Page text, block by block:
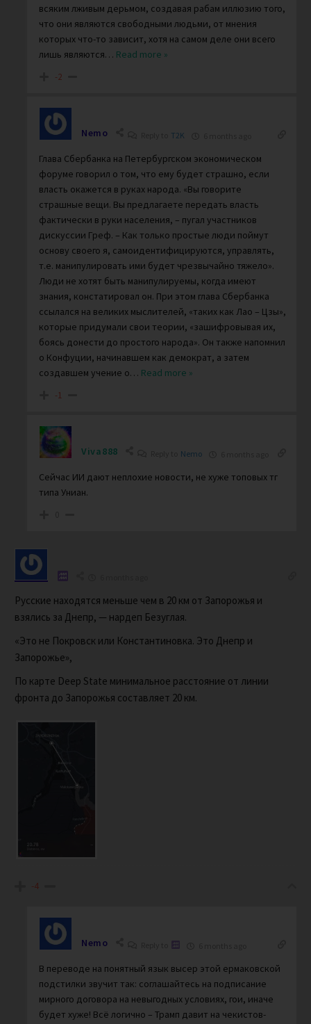
всяким лживым дерьмом, создавая рабам иллюзию того,
что они являются свободными людьми, от мнения
которых что-то зависит, хотя на самом деле они всего
лишь являются… Read more »
-2
Nemo T2K
Глава Сбербанка на Петербургском экономическом
форуме говорил о том, что ему будет страшно, если
власть окажется в руках народа. «Вы говорите
страшные вещи. Вы предлагаете передать власть
фактически в руки населения, – пугал участников
дискуссии Греф. – Как только простые люди поймут
основу своего я, самоидентифицируются, управлять,
т.е. манипулировать ими будет чрезвычайно тяжело».
Люди не хотят быть манипулируемы, когда имеют
знания, констатировал он. При этом глава Сбербанка
ссылался на великих мыслителей, «таких как Лао – Цзы»,
которые придумали свои теории, «зашифровывая их,
боясь донести до простого народа». Он также напомнил
о Конфуции, начинавшем как демократ, а затем
создавшем учение о… Read more »
-1
Viva888 Nemo
Сейчас ИИ дают неплохие новости, не хуже топовых тг
типа Униан.
Русские находятся меньше чем в 20 км от Запорожья и
взялись за Днепр, — нардеп Безуглая.
«Это не Покровск или Константиновка. Это Днепр и
Запорожье»,
По карте Deep State минимальное расстояние от линии
фронта до Запорожья составляет 20 км.
-4
Nemo
В переводе на понятный язык высер этой ермаковской
подстилки звучит так: соглашайтесь на подписание
мирного договора на невыгодных условиях, гои, иначе
будет хуже! Всё логично – Трамп давит на чекистов-